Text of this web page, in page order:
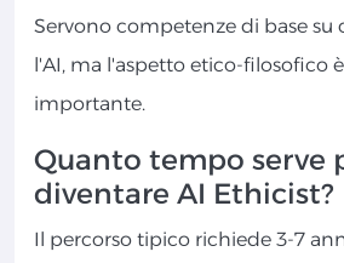
Servono competenze di base su
l'AI, ma l'aspetto etico-filosofico
importante.
Quanto tempo serve
diventare AI Ethicist?
Il percorso tipico richiede 3-7